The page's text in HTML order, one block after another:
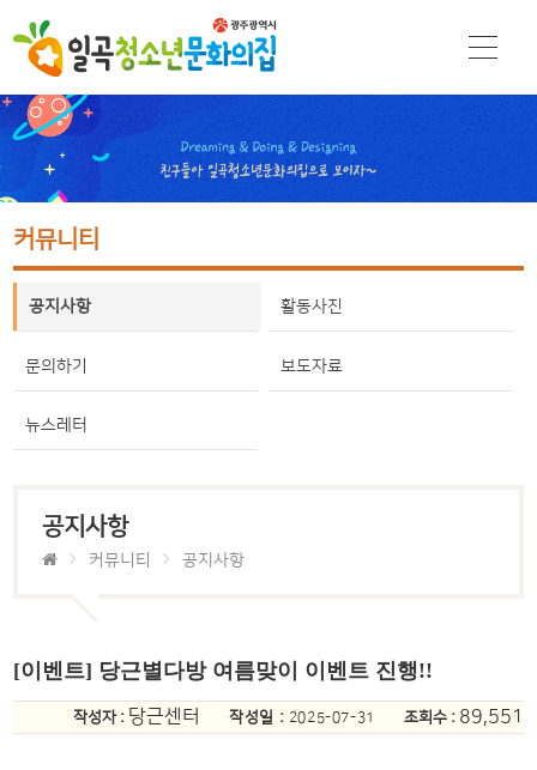
커뮤니티
공지사항 활동사진
문의하기 보도자료
뉴스레터
공지사항
커뮤니티 공지사항
[이벤트] 당근별다방 여름맞이 이벤트 진행!!
작성자 : 당근센터 작성일 : 2025-07-31 조회수 : 89,551